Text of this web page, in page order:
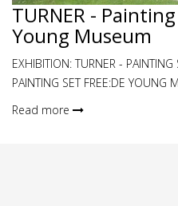
TURNER -
Young Museum
EXHIBITION: TURNER -
PAINTING SET FREE:DE YOUNG
Read more